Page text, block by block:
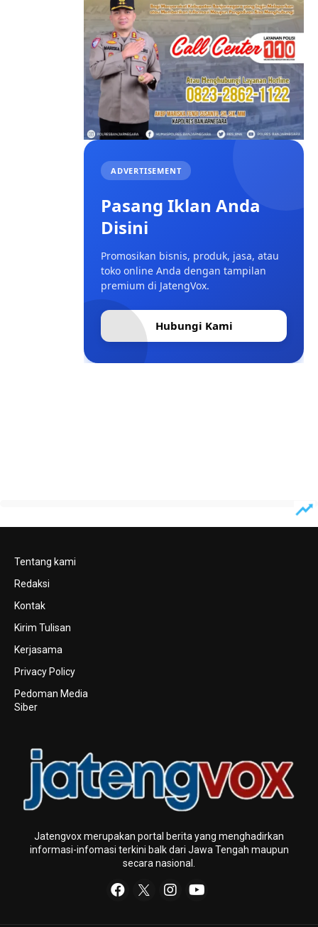
ADVERTISEMENT
Pasang Iklan Anda
Disini
Promosikan bisnis, produk, jasa, atau
toko online Anda dengan tampilan
premium di JatengVox.
Hubungi Kami
Tentang kami
Redaksi
Kontak
Kirim Tulisan
Kerjasama
Privacy Policy
Pedoman Media
Siber
Jatengvox merupakan portal berita yang menghadirkan
informasi-infomasi terkini baIk dari Jawa Tengah maupun
secara nasional.